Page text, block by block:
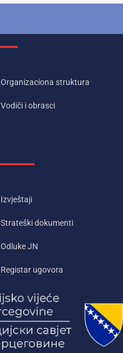
Organizaciona struktura
Vodiči i obrasci
Izvještaji
Strateški dokumenti
Odluke JN
Registar ugovora